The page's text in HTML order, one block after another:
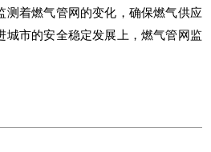
测着燃气管网的变化，确保燃气供应
城市的安全稳定发展上，燃气管网监